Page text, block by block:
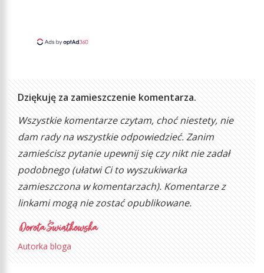
Dziękuję za zamieszczenie komentarza.
Wszystkie komentarze czytam, choć niestety, nie
dam rady na wszystkie odpowiedzieć. Zanim
zamieścisz pytanie upewnij się czy nikt nie zadał
podobnego (ułatwi Ci to wyszukiwarka
zamieszczona w komentarzach). Komentarze z
linkami mogą nie zostać opublikowane.
Autorka bloga